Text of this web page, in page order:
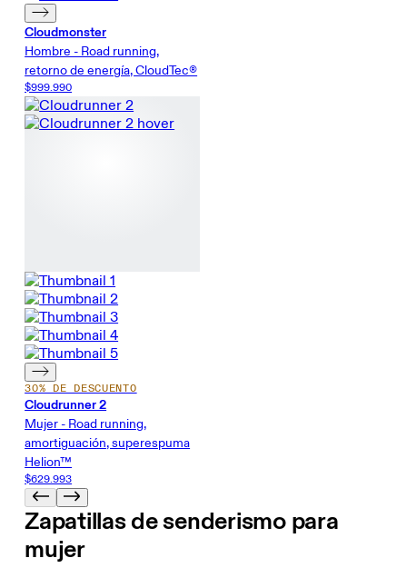
Cloudmonster
Hombre - Road running,
retorno de energía, CloudTec®
$999.990
30% DE DESCUENTO
Cloudrunner 2
Mujer - Road running,
amortiguación, superespuma
Helion™
$629.993
Zapatillas de senderismo para
mujer